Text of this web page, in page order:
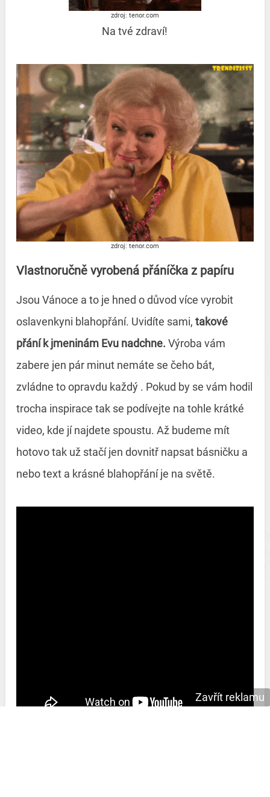
zdroj: tenor.com
Na tvé zdraví!
zdroj: tenor.com
Vlastnoručně vyrobená přáníčka z papíru
Jsou Vánoce a to je hned o důvod více vyrobit
oslavenkyni blahopřání. Uvidíte sami, takové
přání k jmeninám Evu nadchne. Výroba vám
zabere jen pár minut nemáte se čeho bát,
zvládne to opravdu každý . Pokud by se vám hodil
trocha inspirace tak se podívejte na tohle krátké
video, kde jí najdete spoustu. Až budeme mít
hotovo tak už stačí jen dovnitř napsat básničku a
nebo text a krásné blahopřání je na světě.
Zavřít reklamu